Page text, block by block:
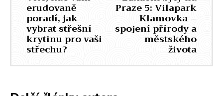
erudovaně
poradí, jak
vybrat střešní
krytinu pro vaši
střechu?
Praze 5: Vilapark
Klamovka –
spojení přírody a
městského
života